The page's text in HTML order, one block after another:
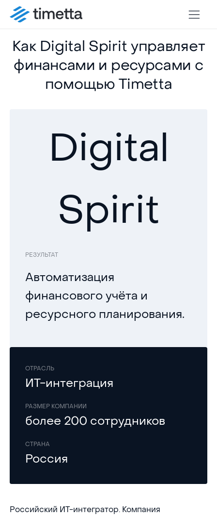
Как Digital Spirit управляет
финансами и ресурсами с
помощью Timetta
Digital
Spirit
РЕЗУЛЬТАТ
Автоматизация
финансового учёта и
ресурсного планирования.
ОТРАСЛЬ
ИТ-интеграция
РАЗМЕР КОМПАНИИ
более 200 сотрудников
СТРАНА
Россия
Российский ИТ-интегратор. Компания